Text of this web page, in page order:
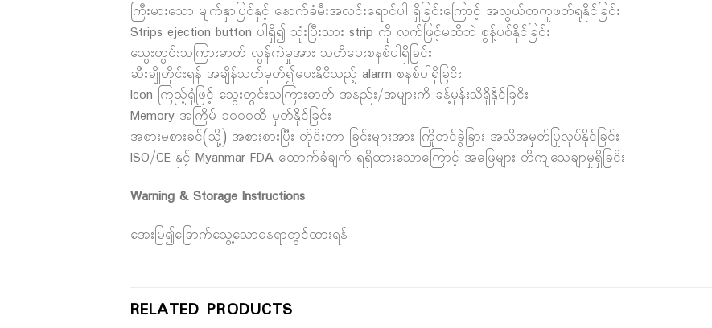
ကြီးမားသော မျက်နှာပြင်နှင့် နောက်ခံမီးအလင်းရောင်ပါ ရှိခြင်းကြောင့် အလွယ်တကူဖတ်ရူနိုင်ခြင်း
Strips ejection button ပါရှိ၍ သုံးပြီးသား strip ကို လက်ဖြင့်မထိဘဲ စွန့်ပစ်နိုင်ခြင်း
သွေးတွင်းသကြားဓာတ် လွန်ကဲမှုအား သတိပေးစနစ်ပါရှိခြင်း
ဆီးချိုတိုင်းရန် အချိန်သတ်မှတ်၍ပေးနိုငိသည့် alarm စနစ်ပါရှိခြငိး
Icon ကြည့်ရုံဖြင့် သွေးတွင်းသကြားဓာတ် အနည်း/အများကို ခန့်မှန်းသိရှိနိုင်ခြငိး
Memory အကြိမ် ၁၀၀၀ထိ မှတ်နိုင်ခြင်း
အစားမစားခင်(သို့) အစားစားပြီး တ်ုငိးတာ ခြင်းများအား ကြိုတင်ခွဲခြား အသိအမှတ်ပြုလုပ်နိုင်ခြင်း
ISO/CE နှင့် Myanmar FDA ထောက်ခံချက် ရရှိထားသောကြောင့် အဖြေများ တိကျသေချာမှုရှိခြငိး
Warning & Storage Instructions
အေးမြ၍ခြောက်သွေ့သောနေရာတွင်ထားရန်
RELATED PRODUCTS